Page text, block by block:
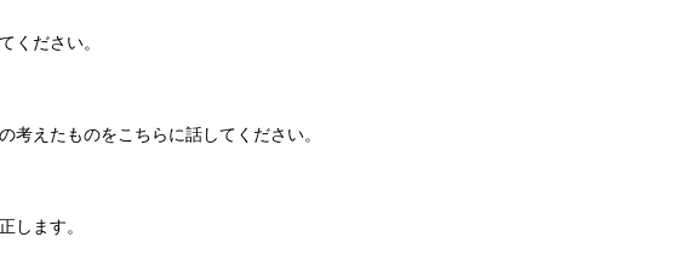
ください。
考えたものをこちらに話してください。
します。